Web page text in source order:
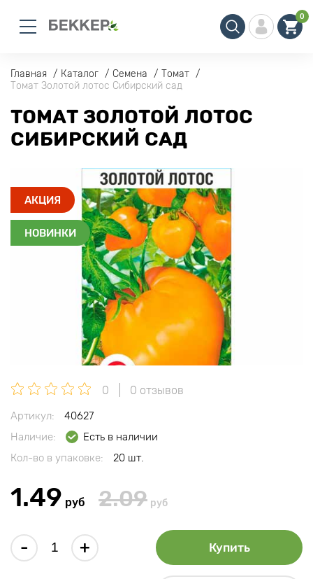
0
Главная Каталог Семена
Томат
Томат Золотой лотос Сибирский сад
ТОМАТ ЗОЛОТОЙ ЛОТОС
СИБИРСКИЙ САД
АКЦИЯ
НОВИНКИ
0 0 отзывов
Артикул:
40627
Наличие:
Есть в наличии
Кол-во в упаковке:
20 шт.
1.49 руб 2.09 руб
- + Купить